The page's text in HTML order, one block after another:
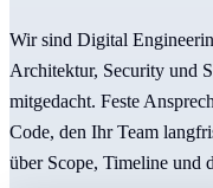
Wir sind Digital
Architektur, Security und
mitgedacht. Feste
Code, den Ihr Team
über Scope, Timeline und